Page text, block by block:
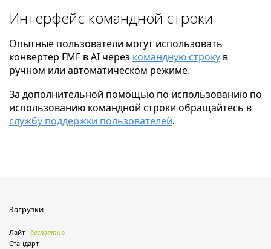
Интерфейс командной строки
Опытные пользователи могут использовать
конвертер FMF в AI через командную строку в
ручном или автоматическом режиме.
За дополнительной помощью по использованию по
использованию командной строки обращайтесь в
службу поддержки пользователей.
Загрузки
Лайт бесплатно
Стандарт